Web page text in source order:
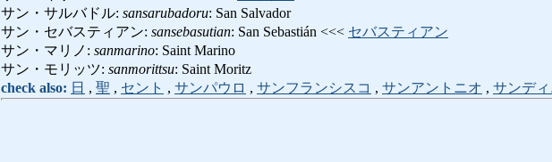
サン・サルバドル: sansarubadoru: San Salvador
サン・セバスティアン: sansebasutian: San Sebastián <<< セバスティアン
サン・マリノ: sanmarino: Saint Marino
サン・モリッツ: sanmorittsu: Saint Moritz
check also: 日 , 聖 , セント , サンパウロ , サンフランシスコ , サンアントニオ , サンデ